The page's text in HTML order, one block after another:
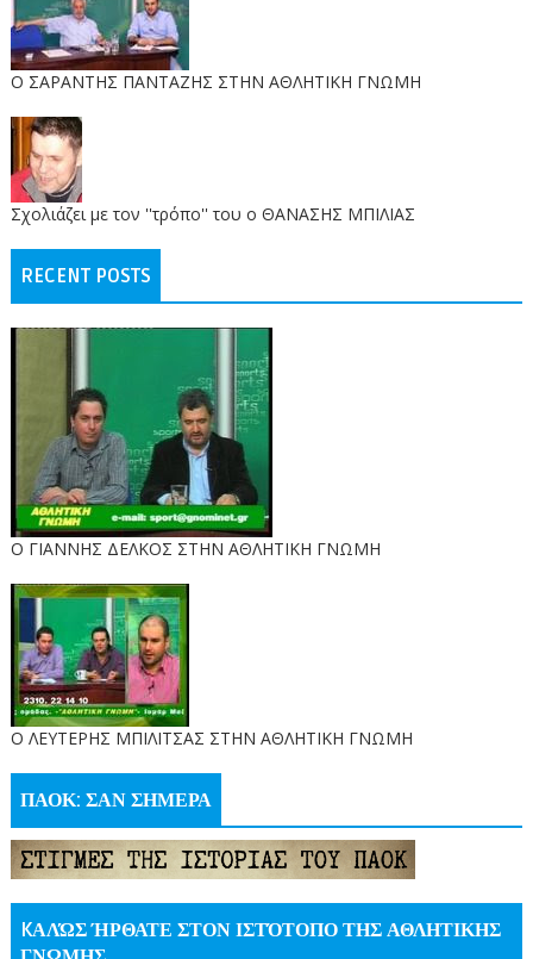
O ΣΑΡΑΝΤΗΣ ΠΑΝΤΑΖΗΣ ΣΤΗΝ ΑΘΛΗΤΙΚΗ ΓΝΩΜΗ
Σχολιάζει με τον ''τρόπο'' του ο ΘΑΝΑΣΗΣ ΜΠΙΛΙΑΣ
RECENT POSTS
Ο ΓΙΑΝΝΗΣ ΔΕΛΚΟΣ ΣΤΗΝ ΑΘΛΗΤΙΚΗ ΓΝΩΜΗ
O ΛΕΥΤΕΡΗΣ ΜΠΙΛΙΤΣΑΣ ΣΤΗΝ ΑΘΛΗΤΙΚΗ ΓΝΩΜΗ
ΠΑΟΚ: ΣΑΝ ΣΗΜΕΡΑ
KΑΛΏΣ ΉΡΘΑΤΕ ΣΤΟΝ ΙΣΤΌΤΟΠΟ ΤΗΣ ΑΘΛΗΤΙΚΗΣ